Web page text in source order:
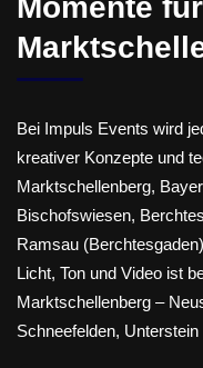
Bei Impuls Events wird
kreativer Konzepte und
Marktschellenberg,
Bischofswiesen,
Ramsau
Licht, Ton und Video ist
Marktschellenberg –
Schneefelden,